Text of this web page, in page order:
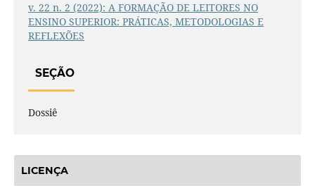
v. 22 n. 2 (2022): A FORMAÇÃO DE LEITORES NO
ENSINO SUPERIOR: PRÁTICAS, METODOLOGIAS E
REFLEXÕES
SEÇÃO
Dossiê
LICENÇA